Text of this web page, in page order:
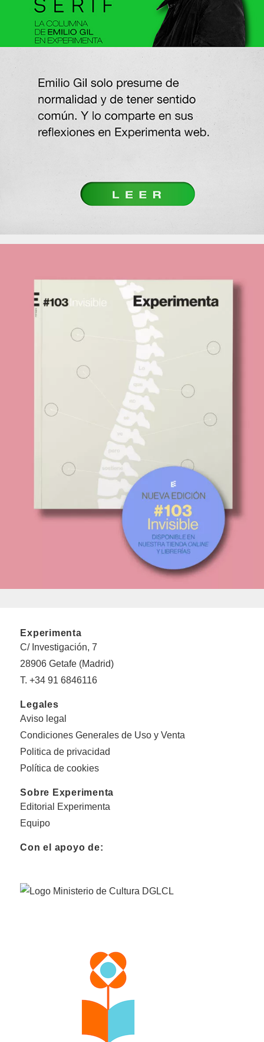
Experimenta
C/ Investigación, 7
28906 Getafe (Madrid)
T. +34 91 6846116
Legales
Aviso legal
Condiciones Generales de Uso y Venta
Politica de privacidad
Política de cookies
Sobre Experimenta
Editorial Experimenta
Equipo
Con el apoyo de: